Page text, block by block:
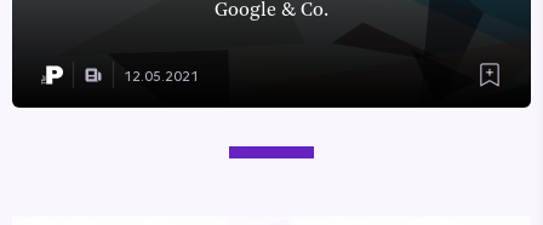
Google & Co.
12.05.2021